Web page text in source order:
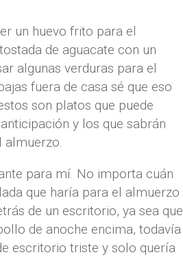
un huevo frito para el
de aguacate con un
algunas verduras para el
fuera de casa sé que eso
son platos que puede
y los que sabrán
almuerzo.
para mí. No importa cuán
que haría para el almuerzo
de un escritorio, ya sea que
de anoche encima, todavía
escritorio triste y solo quería